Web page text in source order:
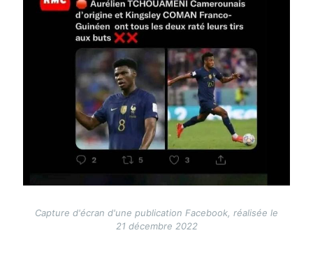
Capture d'écran d'une publication Facebook, réalisée le
21 décembre 2022